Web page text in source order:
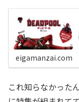
eigamanzai.com
これ知らなかった